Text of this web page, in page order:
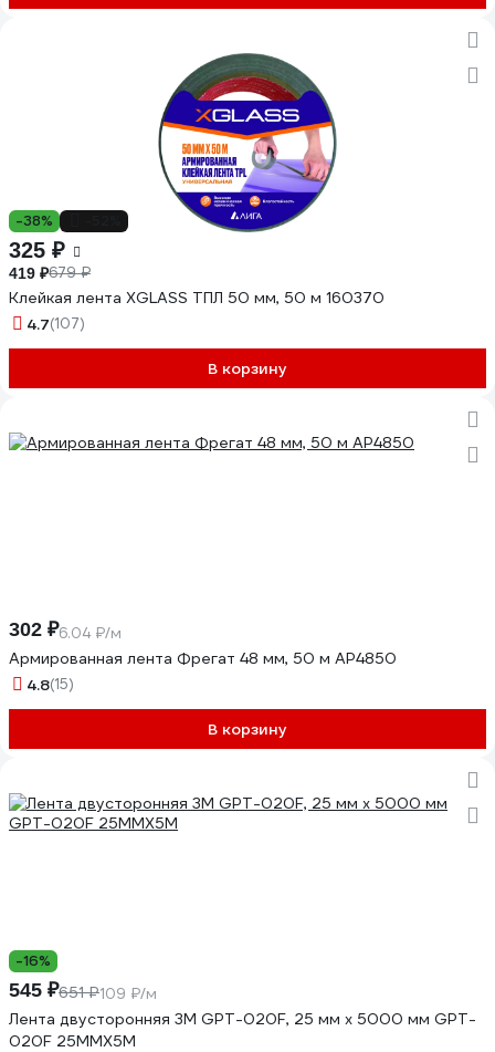
-38%
325 ₽
419 ₽679 ₽
Клейкая лента XGLASS ТПЛ 50 мм, 50 м 160370
4.7(107)
В корзину
302 ₽6.04 ₽/м
Армированная лента Фрегат 48 мм, 50 м АР4850
4.8(15)
В корзину
-16%
545 ₽651 ₽109 ₽/м
Лента двусторонняя 3М GPT-020F, 25 мм х 5000 мм GPT-
020F 25MMX5M